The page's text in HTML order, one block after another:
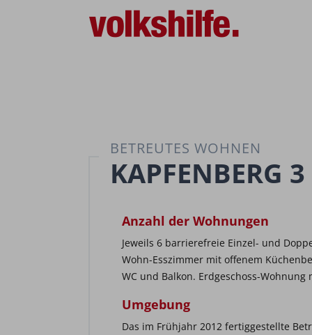
BETREUTES WOHNEN
KAPFENBERG 3
Anzahl der Wohnungen
Jeweils 6 barrierefreie Einzel- und
Wohn-Esszimmer mit offenem
WC und Balkon. Erdgeschoss-
Umgebung
Das im Frühjahr 2012 fertiggestellte